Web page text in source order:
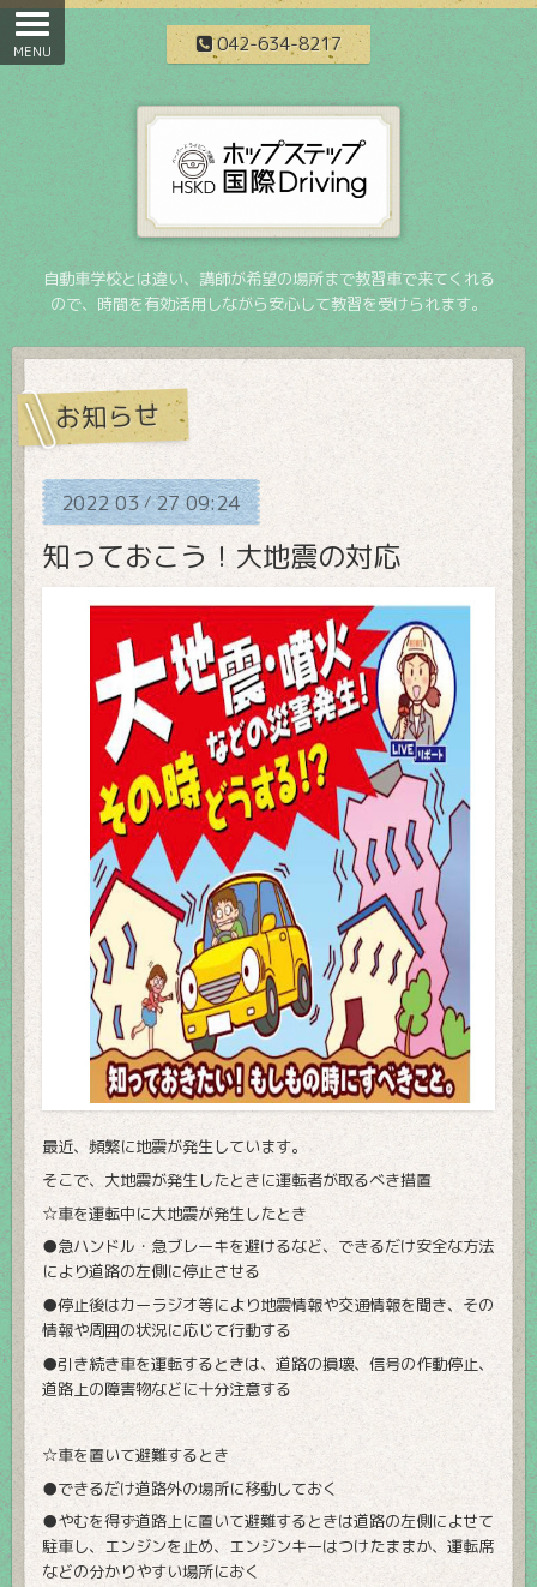
042-634-8217
自動車学校とは違い、講師が希望の場所まで教習車で来てくれる
ので、時間を有効活用しながら安心して教習を受けられます。
お知らせ
2022 03/27 09:24
知っておこう！大地震の対応
最近、頻繁に地震が発生しています。
そこで、大地震が発生したときに運転者が取るべき措置
☆車を運転中に大地震が発生したとき
●急ハンドル・急ブレーキを避けるなど、できるだけ安全な方法
により道路の左側に停止させる
●停止後はカーラジオ等により地震情報や交通情報を聞き、その
情報や周囲の状況に応じて行動する
●引き続き車を運転するときは、道路の損壊、信号の作動停止、
道路上の障害物などに十分注意する
☆車を置いて避難するとき
●できるだけ道路外の場所に移動しておく
●やむを得ず道路上に置いて避難するときは道路の左側によせて
駐車し、エンジンを止め、エンジンキーはつけたままか、運転席
などの分かりやすい場所におく